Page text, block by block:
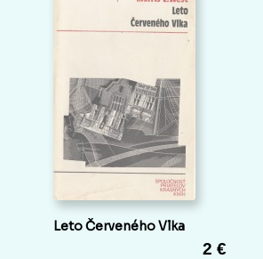
Leto Červeného Vlka
2 €